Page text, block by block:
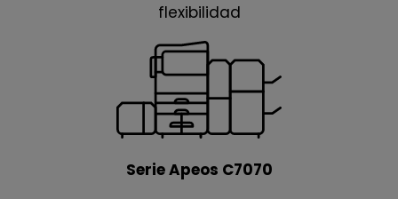
flexibilidad
Serie Apeos C7070